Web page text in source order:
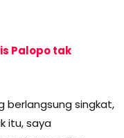
Palopo tak
berlangsung singkat,
itu, saya